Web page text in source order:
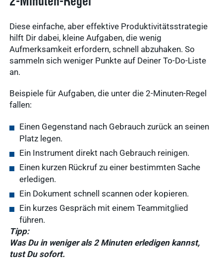
2-Minuten-Regel
Diese einfache, aber effektive Produktivitätsstrategie
hilft Dir dabei, kleine Aufgaben, die wenig
Aufmerksamkeit erfordern, schnell abzuhaken. So
sammeln sich weniger Punkte auf Deiner To-Do-Liste
an.
Beispiele für Aufgaben, die unter die 2-Minuten-Regel
fallen:
Einen Gegenstand nach Gebrauch zurück an seinen
Platz legen.
Ein Instrument direkt nach Gebrauch reinigen.
Einen kurzen Rückruf zu einer bestimmten Sache
erledigen.
Ein Dokument schnell scannen oder kopieren.
Ein kurzes Gespräch mit einem Teammitglied
führen.
Tipp:
Was Du in weniger als 2 Minuten erledigen kannst,
tust Du sofort.